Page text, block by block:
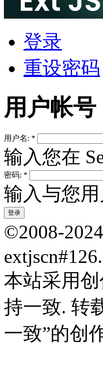
登录
重设密码
用户帐号
用户名: *
输入您在
密码: *
输入与您
©2008-
本站采用
持一致. 转
一致”的创